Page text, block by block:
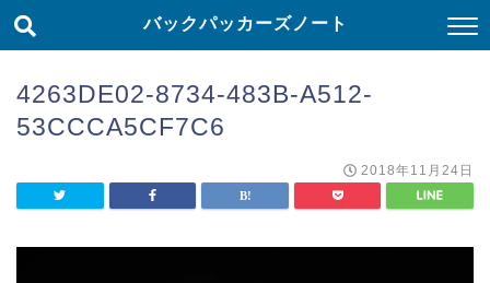
バックパッカーズノート
4263DE02-8734-483B-A512-
53CCCA5CF7C6
2018年11月24日